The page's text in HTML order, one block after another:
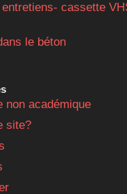
entretiens- cassette
le béton
non académique
site?